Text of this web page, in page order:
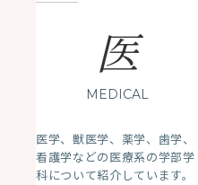
医
MEDICAL
医学、獣医学、薬学、歯学、
看護学などの医療系の学部学
科について紹介しています。